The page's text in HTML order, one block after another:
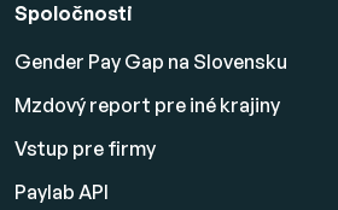
Spoločnosti
Gender Pay Gap na Slovensku
Mzdový report pre iné krajiny
Vstup pre firmy
Paylab API